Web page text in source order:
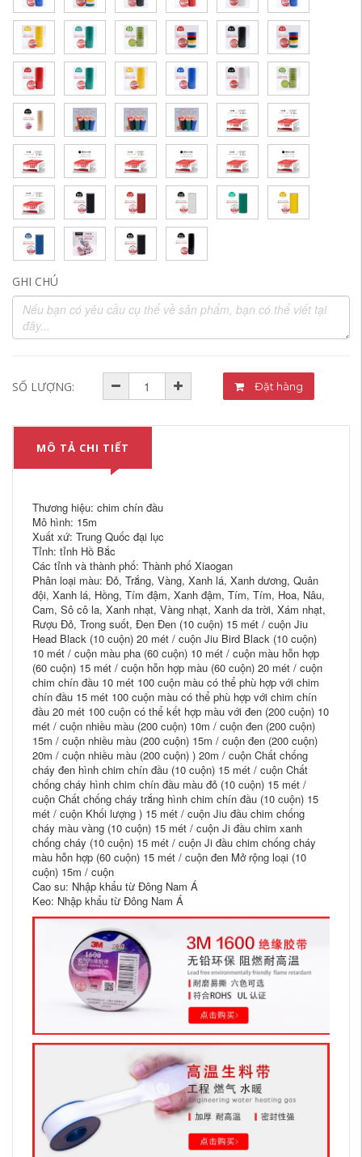
GHI CHÚ
SỐ LƯỢNG: Đặt hàng
MÔ TẢ CHI TIẾT
Thương hiệu: chim chín đầu
Mô hình: 15m
Xuất xứ: Trung Quốc đại lục
Tỉnh: tỉnh Hồ Bắc
Các tỉnh và thành phố: Thành phố Xiaogan
Phân loại màu: Đỏ, Trắng, Vàng, Xanh lá, Xanh dương, Quân
đội, Xanh lá, Hồng, Tím đậm, Xanh đậm, Tím, Tím, Hoa, Nâu,
Cam, Sô cô la, Xanh nhạt, Vàng nhạt, Xanh da trời, Xám nhạt,
Rượu Đỏ, Trong suốt, Đen Đen (10 cuộn) 15 mét / cuộn Jiu
Head Black (10 cuộn) 20 mét / cuộn Jiu Bird Black (10 cuộn)
10 mét / cuộn màu pha (60 cuộn) 10 mét / cuộn màu hỗn hợp
(60 cuộn) 15 mét / cuộn hỗn hợp màu (60 cuộn) 20 mét / cuộn
chim chín đầu 10 mét 100 cuộn màu có thể phù hợp với chim
chín đầu 15 mét 100 cuộn màu có thể phù hợp với chim chín
đầu 20 mét 100 cuộn có thể kết hợp màu với đen (200 cuộn) 10
mét / cuộn nhiều màu (200 cuộn) 10m / cuộn đen (200 cuộn)
15m / cuộn nhiều màu (200 cuộn) 15m / cuộn đen (200 cuộn)
20m / cuộn nhiều màu (200 cuộn) ) 20m / cuộn Chất chống
cháy đen hình chim chín đầu (10 cuộn) 15 mét / cuộn Chất
chống cháy hình chim chín đầu màu đỏ (10 cuộn) 15 mét /
cuộn Chất chống cháy trắng hình chim chín đầu (10 cuộn) 15
mét / cuộn Khối lượng ) 15 mét / cuộn Jiu đầu chim chống
cháy màu vàng (10 cuộn) 15 mét / cuộn Ji đầu chim xanh
chống cháy (10 cuộn) 15 mét / cuộn Ji đầu chim chống cháy
màu hỗn hợp (60 cuộn) 15 mét / cuộn đen Mở rộng loại (10
cuộn) 15m / cuộn
Cao su: Nhập khẩu từ Đông Nam Á
Keo: Nhập khẩu từ Đông Nam Á